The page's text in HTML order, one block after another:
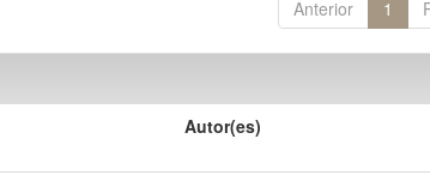
Anterior 1
Autor(es)